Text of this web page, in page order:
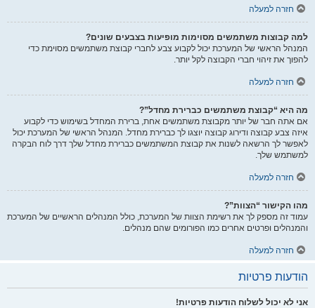
חזרה למעלה
למה קבוצות משתמשים מסוימות מופיעות בצבעים שונים?
המנהל הראשי של המערכת יכול לקבוע צבע לחברי קבוצת משתמשים מסוימת כדי
להפוך את זיהוי חברי הקבוצה לקל יותר.
חזרה למעלה
מה היא “קבוצת משתמשים כברירת מחדל”?
אם אתה חבר של יותר מקבוצת משתמשים אחת, ברירת המחדל בשימוש כדי לקבוע
איזה צבע קבוצה ודירוג קבוצה יוצגו לך כברירת מחדל. המנהל הראשי של המערכת יכול
לאפשר לך הרשאה לשנות את קבוצת המשתמשים כברירת מחדל שלך דרך לוח הבקרה
למשתמש שלך.
חזרה למעלה
מהו הקישור “הצוות”?
עמוד זה מספק לך את רשימת הצוות של המערכת, כולל המנהלים הראשיים של המערכת
והמנהלים ופרטים אחרים כמו הפורומים שהם מנהלים.
חזרה למעלה
הודעות פרטיות
אני לא יכול לשלוח הודעות פרטיות!